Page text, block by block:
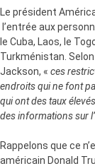
Le président
l’entrée aux
le Cuba, Laos, le
Turkménistan.
Jackson, « ces
endroits qui ne font
qui ont des taux
des informations sur
Rappelons que ce
américain Donald